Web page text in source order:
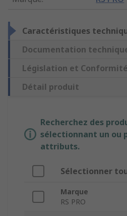
Caractéristiques
Documentation
Législation et Conformité
Détail produit
Recherchez des
sélectionnant un ou
attributs.
Sélectionner
Marque
RS PRO